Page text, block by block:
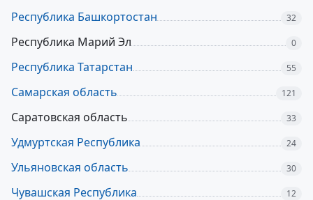
Республика Башкортостан 32
Республика Марий Эл 0
Республика Татарстан 55
Самарская область 121
Саратовская область 33
Удмуртская Республика 24
Ульяновская область 30
Чувашская Республика 12